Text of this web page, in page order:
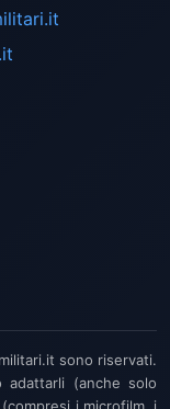
sono riservati.
(anche solo